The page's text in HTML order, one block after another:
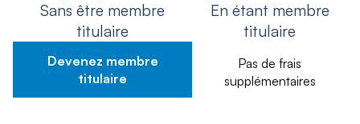
Sans être membre
titulaire
Devenez membre
titulaire
En étant membre
titulaire
Pas de frais
supplémentaires